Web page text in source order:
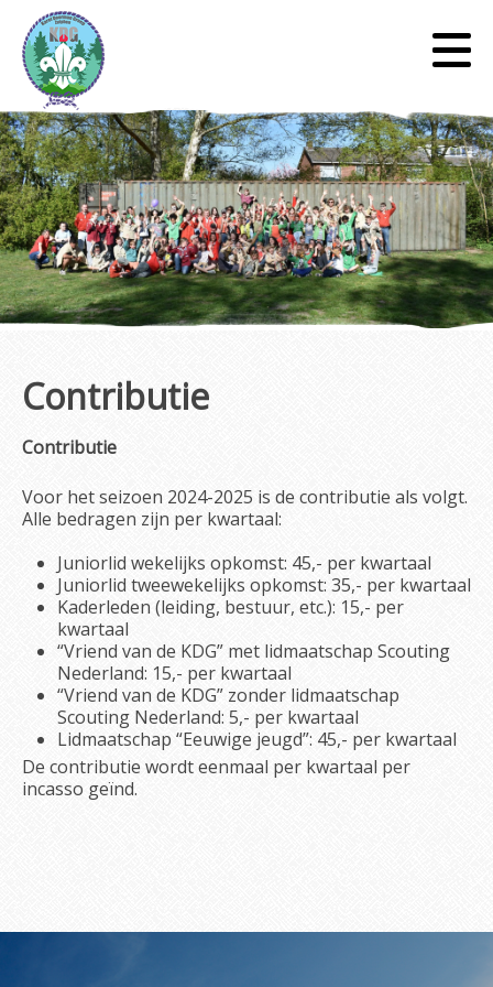
Contributie
Contributie
Voor het seizoen 2024-2025 is de contributie als volgt.
Alle bedragen zijn per kwartaal:
Juniorlid wekelijks opkomst: 45,- per kwartaal
Juniorlid tweewekelijks opkomst: 35,- per kwartaal
Kaderleden (leiding, bestuur, etc.): 15,- per
kwartaal
“Vriend van de KDG” met lidmaatschap Scouting
Nederland: 15,- per kwartaal
“Vriend van de KDG” zonder lidmaatschap
Scouting Nederland: 5,- per kwartaal
Lidmaatschap “Eeuwige jeugd”: 45,- per kwartaal
De contributie wordt eenmaal per kwartaal per
incasso geïnd.